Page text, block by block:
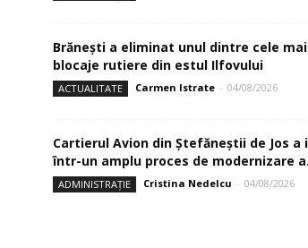
Brănești a eliminat unul dintre cele
blocaje rutiere din estul Ilfovului
ACTUALITATE Carmen Istrate - 04/08/2026
Cartierul Avion din Ştefăneştii de Jos
într-un amplu proces de modernizare
ADMINISTRAȚIE Cristina Nedelcu - 04/08/2026